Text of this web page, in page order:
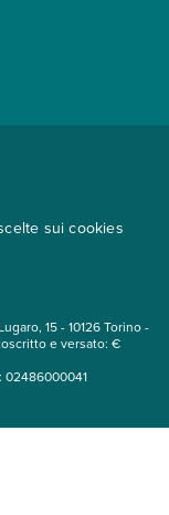
sui cookies
15 - 10126 Torino -
e versato: €
02486000041